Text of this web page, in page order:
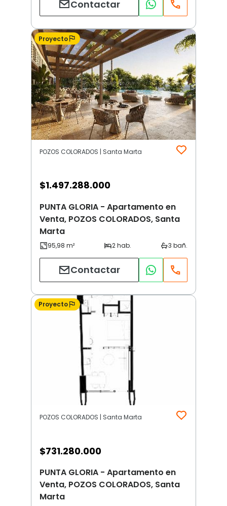
Contactar
Proyecto
POZOS COLORADOS | Santa Marta
$1.497.288.000
PUNTA GLORIA - Apartamento en
Venta, POZOS COLORADOS, Santa
Marta
Contactar
Proyecto
POZOS COLORADOS | Santa Marta
$731.280.000
PUNTA GLORIA - Apartamento en
Venta, POZOS COLORADOS, Santa
Marta